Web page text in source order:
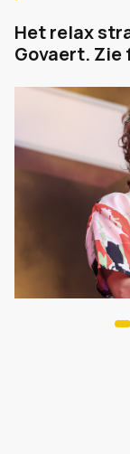
Het relax
Govaert. Zie